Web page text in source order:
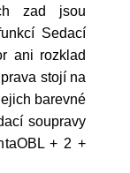
zad jsou
Sedací
ani rozklad
stojí na
barevné
soupravy
+ 2 +